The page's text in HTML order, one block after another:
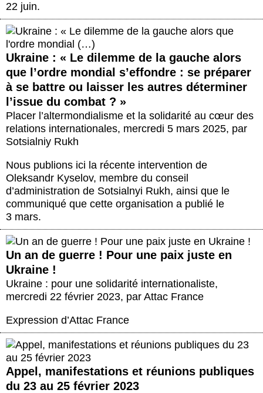
22 juin.
Ukraine : « Le dilemme de la gauche alors
que l’ordre mondial s’effondre : se préparer
à se battre ou laisser les autres déterminer
l’issue du combat ? »
Placer l’altermondialisme et la solidarité au cœur des
relations internationales, mercredi 5 mars 2025, par
Sotsialniy Rukh
Nous publions ici la récente intervention de
Oleksandr Kyselov, membre du conseil
d’administration de Sotsialnyi Rukh, ainsi que le
communiqué que cette organisation a publié le
3 mars.
Un an de guerre ! Pour une paix juste en
Ukraine !
Ukraine : pour une solidarité internationaliste,
mercredi 22 février 2023, par Attac France
Expression d’Attac France
Appel, manifestations et réunions publiques
du 23 au 25 février 2023